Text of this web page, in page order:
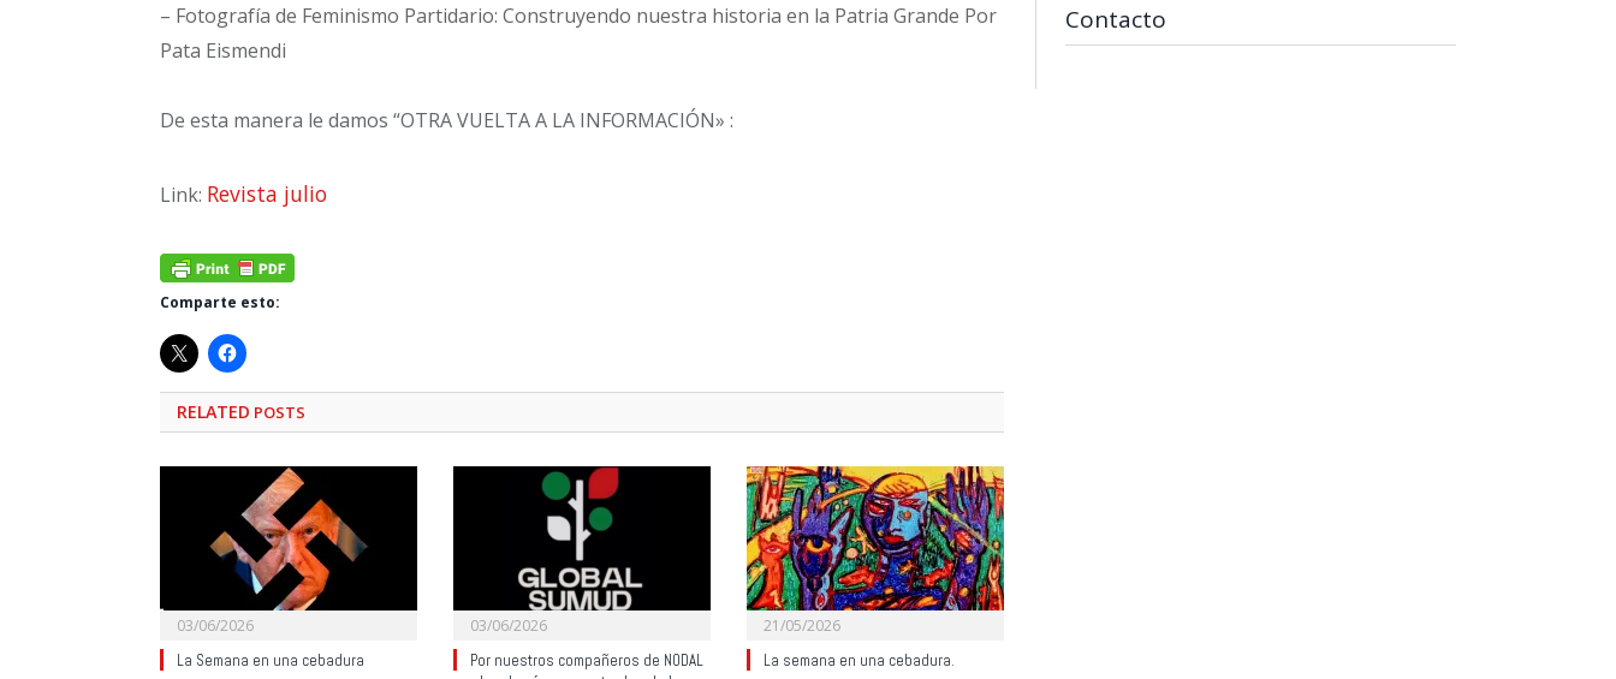
– Fotografía de Feminismo Partidario: Construyendo nuestra historia en la Patria Grande Por
Pata Eismendi
De esta manera le damos “OTRA VUELTA A LA INFORMACIÓN» :
Link: Revista julio
Comparte esto:
RELATED POSTS
03/06/2026
La Semana en una cebadura
03/06/2026
Por nuestros compañeros de NODAL
21/05/2026
La semana en una cebadura.
Contacto